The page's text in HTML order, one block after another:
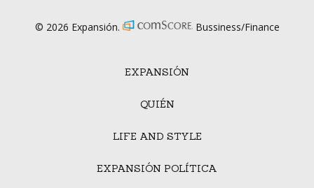
EXPANSIÓN
QUIÉN
LIFE AND STYLE
EXPANSIÓN POLÍTICA
© 2026 Expansión. Bussiness/Finance